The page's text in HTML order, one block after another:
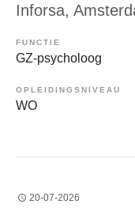
Inforsa,
FUNCTIE
GZ-psycholoog
OPLEIDINGSNIVEAU
WO
20-07-2026